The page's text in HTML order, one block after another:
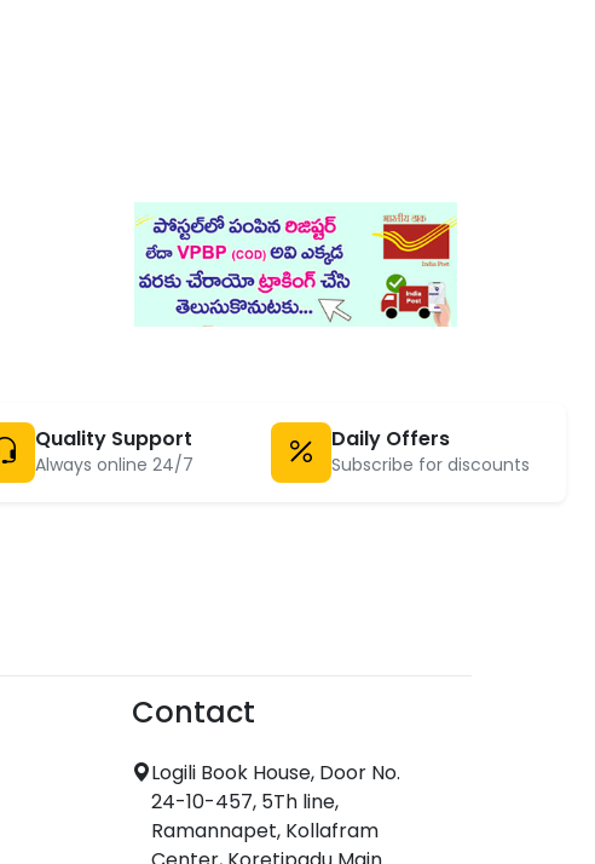
Quality Support
Always online 24/7
Daily Offers
Subscribe for discounts
Contact
Logili Book House, Door No.
24-10-457, 5Th line,
Ramannapet, Kollafram